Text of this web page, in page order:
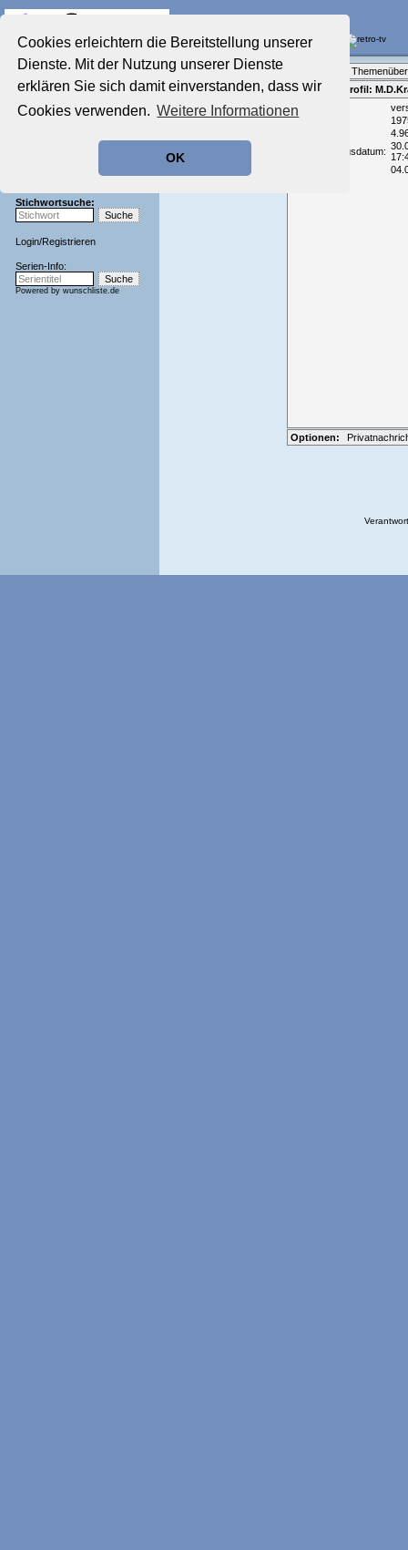
Cookies erleichtern die Bereitstellung unserer
Dienste. Mit der Nutzung unserer Dienste
erklären Sie sich damit einverstanden, dass wir
Cookies verwenden. Weitere Informationen
OK
Startseite
Aktuelles Forum
Film-Forum
Zeichentrick-Forum
Stichwortsuche:
Login/Registrieren
Serien-Info:
Powered by wunschliste.de
Teilnehmerprofil:
Email:
Geburtsjahr:
Registrierungsdatum:
Optionen: